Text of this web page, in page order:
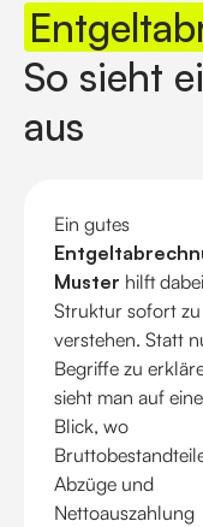
So sieht
aus
Ein gutes
Muster hilft
Struktur sofort zu
verstehen. Statt
Begriffe zu
sieht man auf
Blick, wo
Abzüge und
Nettoauszahlung